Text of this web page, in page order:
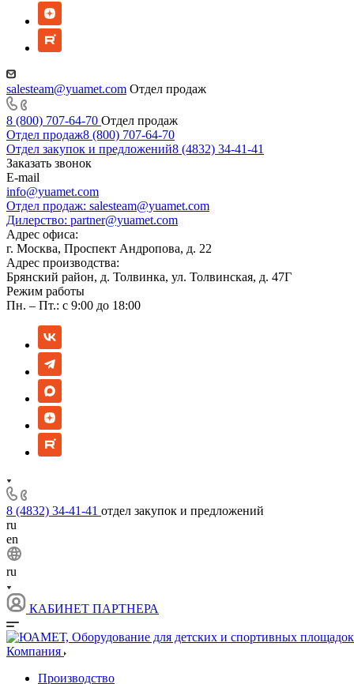
salesteam@yuamet.com Отдел продаж
8 (800) 707-64-70 Отдел продаж
Отдел продаж8 (800) 707-64-70
Отдел закупок и предложений8 (4832) 34-41-41
Заказать звонок
E-mail
info@yuamet.com
Отдел продаж: salesteam@yuamet.com
Дилерство: partner@yuamet.com
Адрес офиса:
г. Москва, Проспект Андропова, д. 22
Адрес производства:
Брянский район, д. Толвинка, ул. Толвинская, д. 47Г
Режим работы
Пн. – Пт.: с 9:00 до 18:00
8 (4832) 34-41-41 отдел закупок и предложений
ru
en
ru
КАБИНЕТ ПАРТНЕРА
Компания
Производство